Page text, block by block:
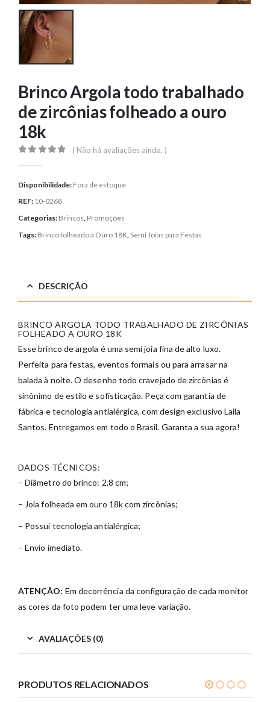
Brinco Argola todo trabalhado
de zircônias folheado a ouro
18k
( Não há avaliações ainda. )
Disponibilidade: Fora de estoque
REF: 10-0268
Categorias: Brincos, Promoções
Tags: Brinco folheado a Ouro 18K Semi Joias para Festas
DESCRIÇÃO
BRINCO ARGOLA TODO TRABALHADO DE ZIRCÔNIAS
FOLHEADO A OURO 18K
Esse brinco de argola é uma semi joia fina de alto luxo.
Perfeita para festas, eventos formais ou para arrasar na
balada à noite. O desenho todo cravejado de zircônias é
sinônimo de estilo e sofisticação. Peça com garantia de
fábrica e tecnologia antialérgica, com design exclusivo Laila
Santos. Entregamos em todo o Brasil. Garanta a sua agora!
DADOS TÉCNICOS:
– Diâmetro do brinco: 2,8 cm;
– Joia folheada em ouro 18k com zircônias;
– Possui tecnologia antialérgica;
– Envio imediato.
ATENÇÃO: Em decorrência da configuração de cada monitor
as cores da foto podem ter uma leve variação.
AVALIAÇÕES (0)
PRODUTOS RELACIONADOS